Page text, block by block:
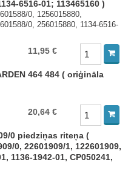
6516-01; 113465160 )
0, 1256015880,
0, 256015880, 1134-6516-
11,95 €
464 484 ( oriģināla
20,64 €
0 piedziņas riteņa (
0, 22601909/1, 122601909,
1136-1942-01, CP050241,